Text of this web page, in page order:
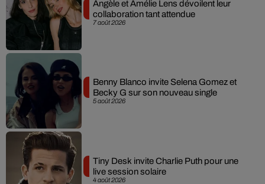
7 août 2026
Angèle et Amélie Lens dévoilent leur
collaboration tant attendue
5 août 2026
Benny Blanco invite Selena Gomez et
Becky G sur son nouveau single
4 août 2026
Tiny Desk invite Charlie Puth pour une
live session solaire